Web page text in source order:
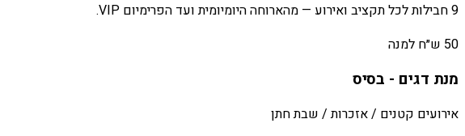
9 חבילות לכל תקציב ואירוע — מהארוחה היומיומית ועד הפרימיום VIP.
50 ש״ח למנה
מנת דגים - בסיס
אירועים קטנים / אזכרות / שבת חתן